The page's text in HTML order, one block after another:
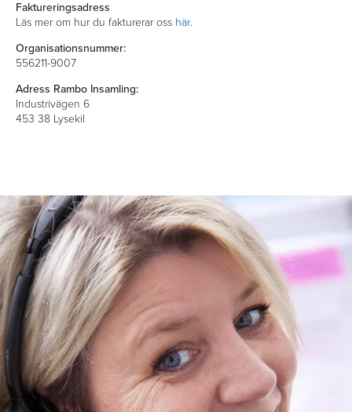
Faktureringsadress
Läs mer om hur du fakturerar oss här.
Organisationsnummer:
556211-9007
Adress Rambo Insamling:
Industrivägen 6
453 38 Lysekil